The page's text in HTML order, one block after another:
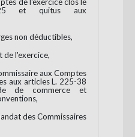
et quitus aux
non déductibles,
de l'exercice,
aux Comptes
aux articles L. 225-38
de commerce et
des Commissaires